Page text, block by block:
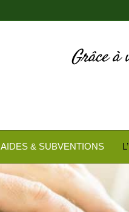
Grâce à
AIDES & SUBVENTIONS